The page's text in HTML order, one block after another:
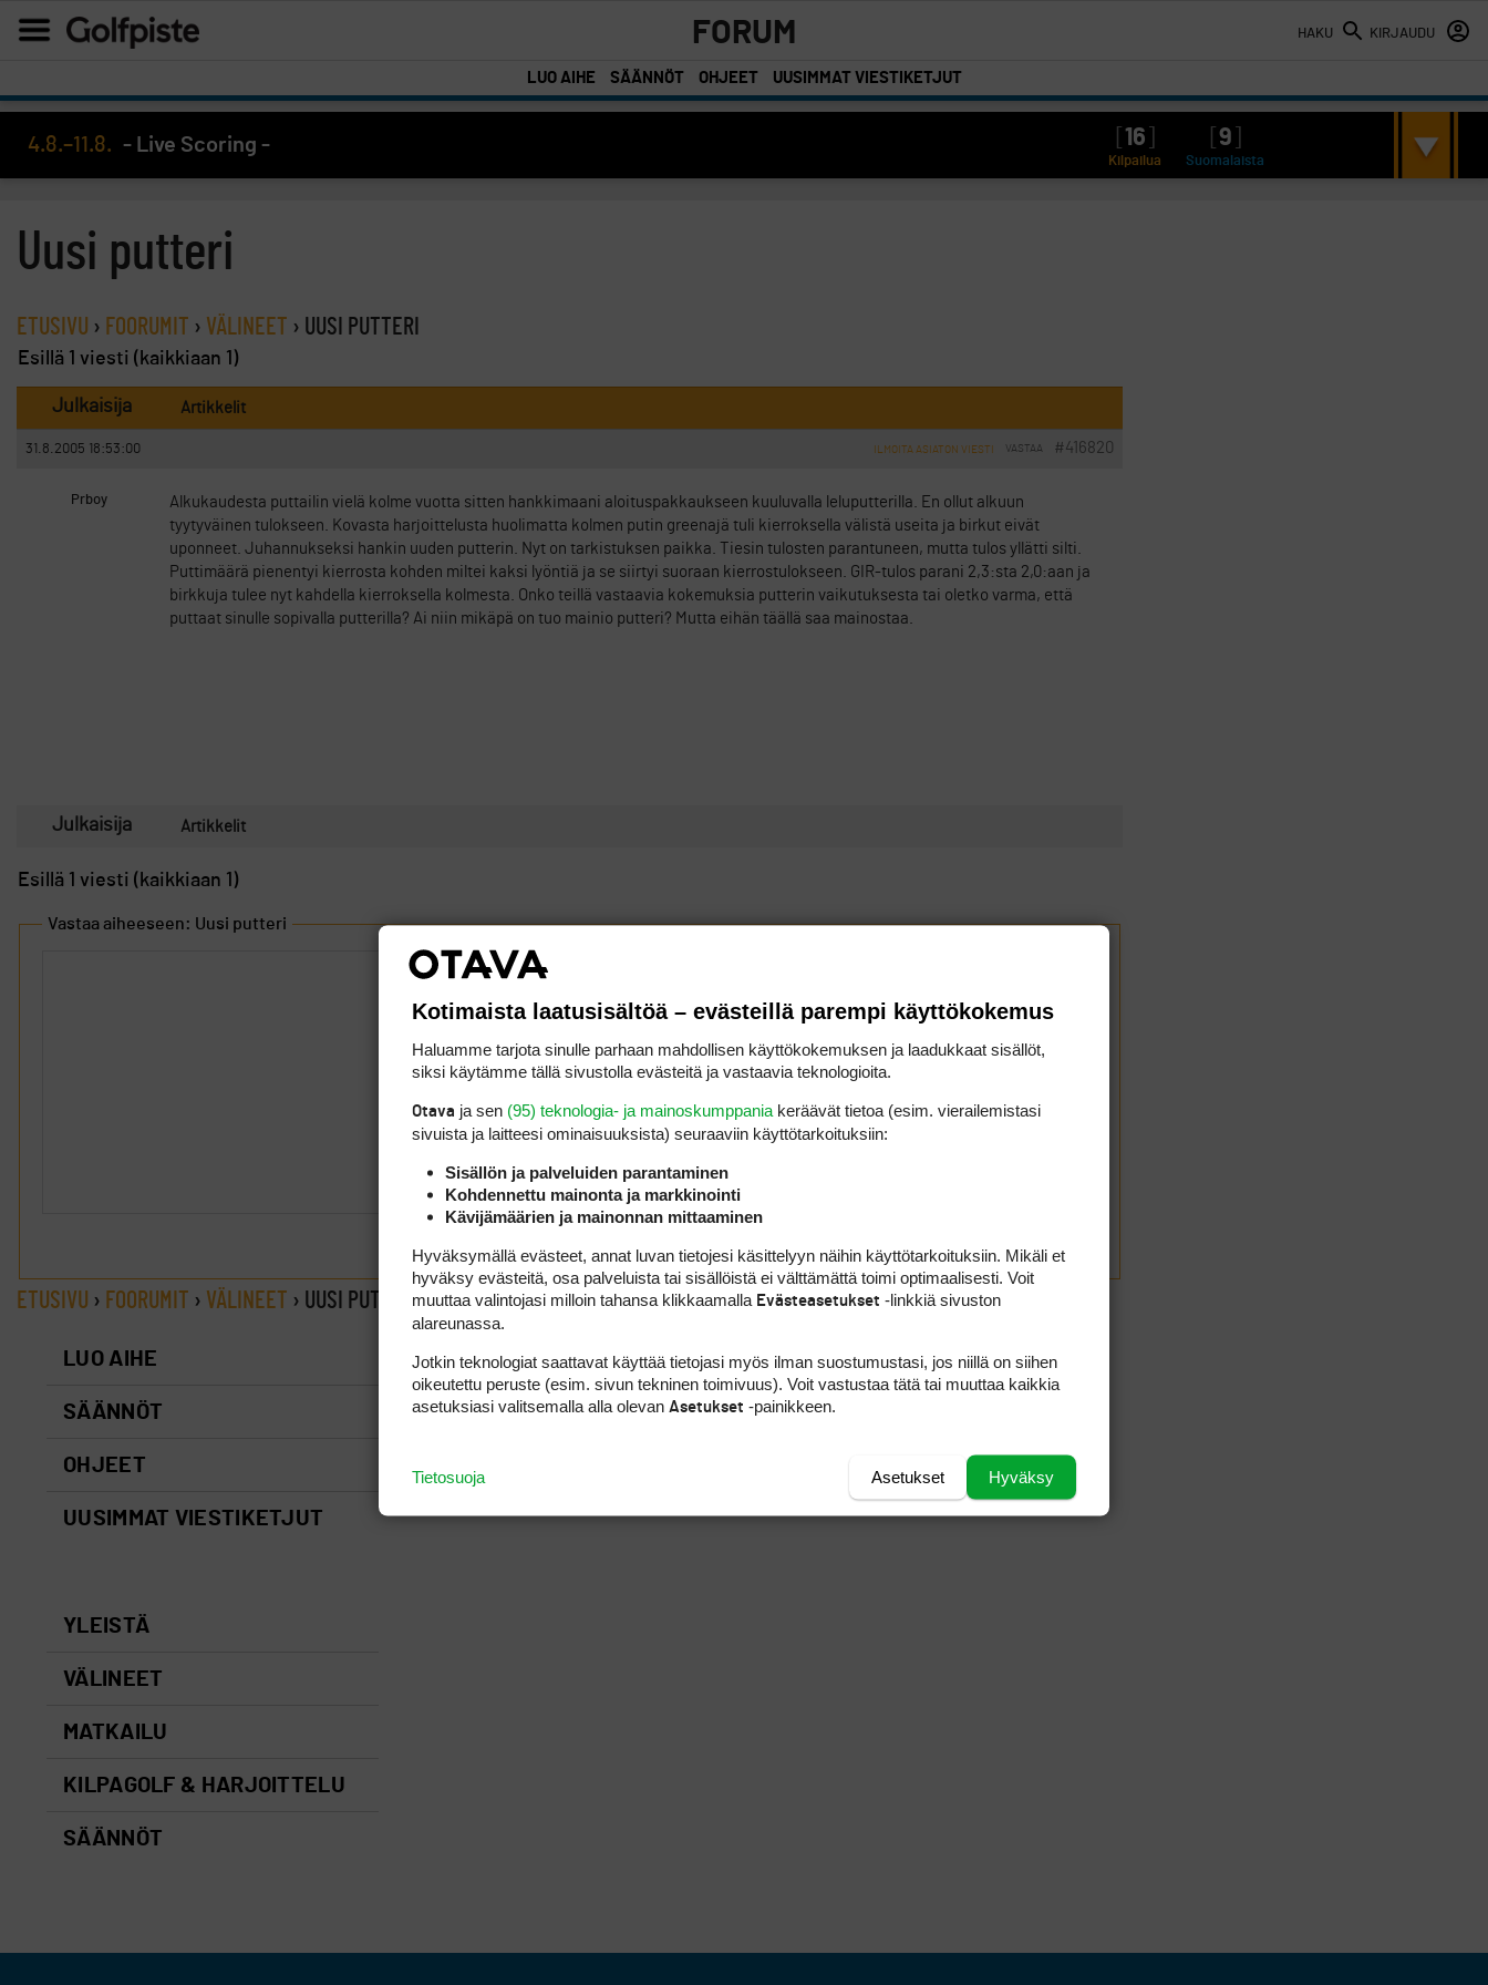
HAKU KIRJAUDU
FORUM
LUO AIHE SÄÄNNÖT OHJEET UUSIMMAT VIESTIKETJUT
4.8.–11.8. - Live Scoring - 16 9
Kilpailua Suomalaista
Uusi putteri
ETUSIVU › FOORUMIT › VÄLINEET › UUSI PUTTERI
Esillä 1 viesti (kaikkiaan 1)
Julkaisija Artikkelit
31.8.2005 18:53:00 #416820
VASTAA
ILMOITA ASIATON VIESTI
Prboy
Alkukaudesta puttailin vielä kolme vuotta sitten hankkimaani aloituspakkaukseen kuuluvalla leluputterilla. En ollut alkuun
tyytyväinen tulokseen. Kovasta harjoittelusta huolimatta kolmen putin greenajä tuli kierroksella välistä useita ja birkut eivät
uponneet. Juhannukseksi hankin uuden putterin. Nyt on tarkistuksen paikka. Tiesin tulosten parantuneen, mutta tulos yllätti silti.
Puttimäärä pienentyi kierrosta kohden miltei kaksi lyöntiä ja se siirtyi suoraan kierrostulokseen. GIR-tulos parani 2,3:sta 2,0:aan ja
birkkuja tulee nyt kahdella kierroksella kolmesta. Onko teillä vastaavia kokemuksia putterin vaikutuksesta tai oletko varma, että
puttaat sinulle sopivalla putterilla? Ai niin mikäpä on tuo mainio putteri? Mutta eihän täällä saa mainostaa.
Julkaisija Artikkelit
Esillä 1 viesti (kaikkiaan 1)
Vastaa aiheeseen: Uusi putteri
LÄHETÄ
ETUSIVU › FOORUMIT › VÄLINEET › UUSI PUTTERI
LUO AIHE
SÄÄNNÖT
OHJEET
UUSIMMAT VIESTIKETJUT
YLEISTÄ
VÄLINEET
MATKAILU
KILPAGOLF & HARJOITTELU
SÄÄNNÖT
Kotimaista laatusisältöä – evästeillä parempi käyttökokemus
Haluamme tarjota sinulle parhaan mahdollisen käyttökokemuksen ja laadukkaat sisällöt,
siksi käytämme tällä sivustolla evästeitä ja vastaavia teknologioita.
Otava ja sen (95) teknologia- ja mainoskumppania keräävät tietoa (esim. vierailemis­tasi
sivuista ja laitteesi ominaisuuk­sista) seuraaviin käyttötarkoituksiin:
Sisällön ja palveluiden parantaminen
Kohdennettu mainonta ja markkinointi
Kävijämäärien ja mainonnan mittaaminen
Hyväksymällä evästeet, annat luvan tietojesi käsittelyyn näihin käyttötarkoituksiin. Mikäli et
hyväksy evästeitä, osa palveluista tai sisällöistä ei välttämättä toimi optimaalisesti. Voit
muuttaa valintojasi milloin tahansa klikkaamalla Evästeasetukset -linkkiä sivuston
alareunassa.
Jotkin teknologiat saattavat käyttää tietojasi myös ilman suostumustasi, jos niillä on siihen
oikeutettu peruste (esim. sivun tekninen toimivuus). Voit vastustaa tätä tai muuttaa kaikkia
asetuksiasi valitsemalla alla olevan Asetukset -painikkeen.
Hyväksy
Asetukset
Tietosuoja